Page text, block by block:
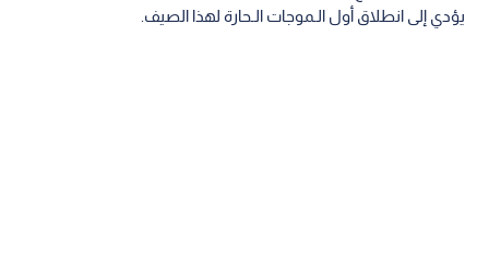
يؤدي إلى انطلاق أول الـموجات الـحارة لهذا الصيف.